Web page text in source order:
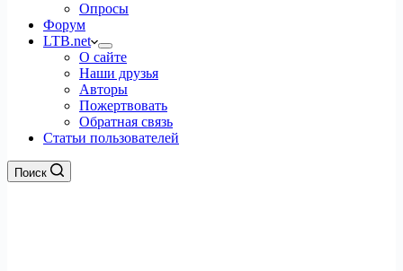
Опросы
Форум
LTB.net
О сайте
Наши друзья
Авторы
Пожертвовать
Обратная связь
Статьи пользователей
Поиск